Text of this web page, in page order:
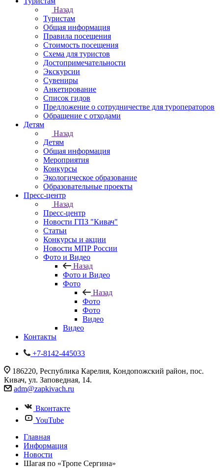
Назад
Туристам
Общая информация
Правила посещения
Стоимость посещения
Схема для туристов
Достопримечательности
Экскурсии
Сувениры
Анкетирование
Список гидов
Предложение о сотрудничестве для туроператоров
Обращение с отходами
Детям
Назад
Детям
Общая информация
Мероприятия
Конкурсы
Экологическое образование
Образовательные проекты
Пресс-центр
Назад
Пресс-центр
Новости ГПЗ "Кивач"
Статьи
Конкурсы и акции
Новости МПР России
Фото и Видео
Назад
Фото и Видео
Фото
Назад
Фото
Фото
Видео
Видео
Контакты
+7-8142-445033
186220, Республика Карелия, Кондопожский район, пос.
Кивач, ул. Заповедная, 14.
adm@zapkivach.ru
Вконтакте
YouTube
Главная
Информация
Новости
Шагая по «Тропе Сергина»